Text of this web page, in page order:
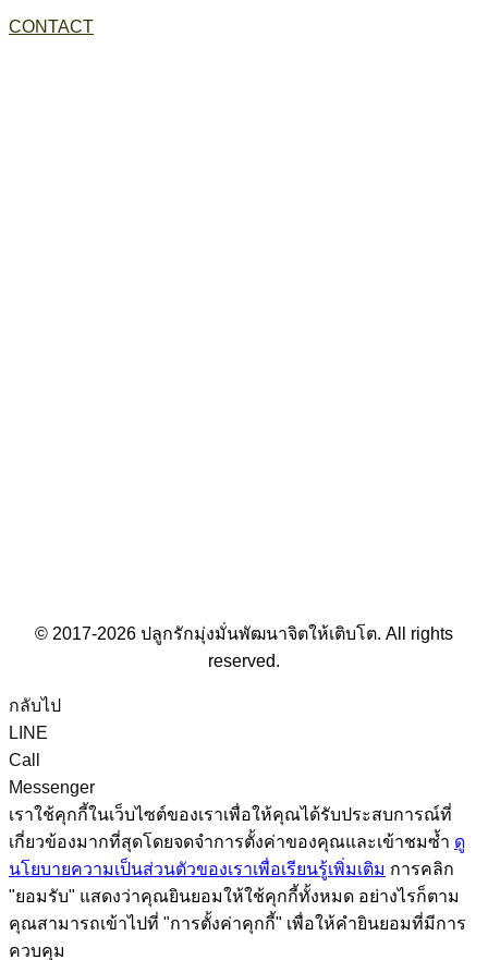
CONTACT
© 2017-2026 ปลูกรักมุ่งมั่นพัฒนาจิตให้เติบโต. All rights
reserved.
กลับไป
LINE
Call
Messenger
เราใช้คุกกี้ในเว็บไซต์ของเราเพื่อให้คุณได้รับประสบการณ์ที่
เกี่ยวข้องมากที่สุดโดยจดจำการตั้งค่าของคุณและเข้าชมซ้ำ ดู
นโยบายความเป็นส่วนตัวของเราเพื่อเรียนรู้เพิ่มเติม การคลิก
"ยอมรับ" แสดงว่าคุณยินยอมให้ใช้คุกกี้ทั้งหมด อย่างไรก็ตาม
คุณสามารถเข้าไปที่ "การตั้งค่าคุกกี้" เพื่อให้คำยินยอมที่มีการ
ควบคุม